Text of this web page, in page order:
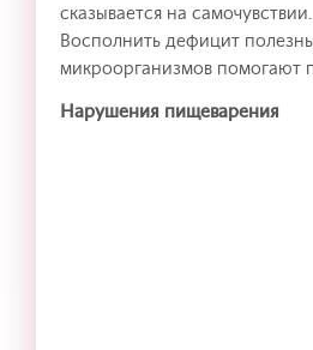
сказывается на самочувствии.
Восполнить дефицит
микроорганизмов помогают
Нарушения пищеварения